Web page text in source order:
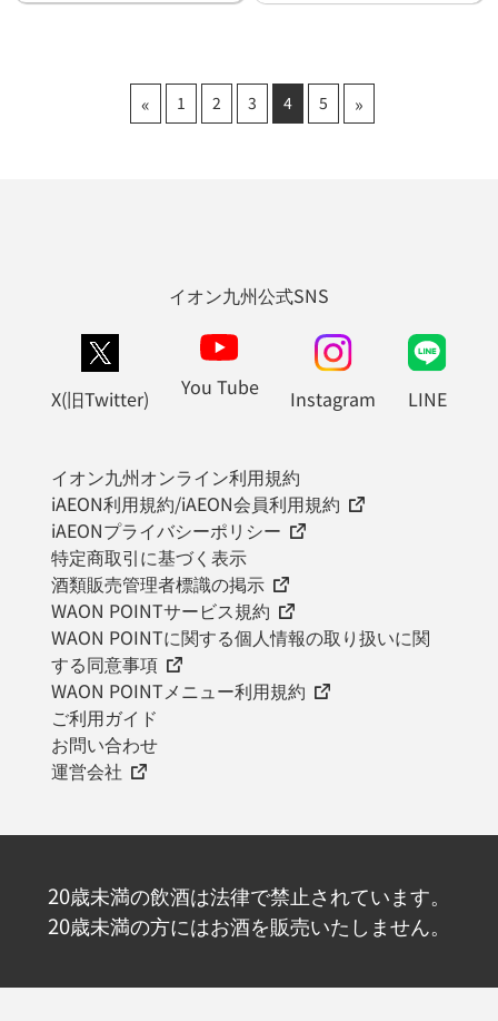
« 1 2 3 4 5 »
イオン九州公式SNS
X(旧Twitter) You Tube Instagram LINE
イオン九州オンライン利用規約
iAEON利用規約/iAEON会員利用規約
iAEONプライバシーポリシー
特定商取引に基づく表示
酒類販売管理者標識の掲示
WAON POINTサービス規約
WAON POINTに関する個人情報の取り扱いに関
する同意事項
WAON POINTメニュー利用規約
ご利用ガイド
お問い合わせ
運営会社
20歳未満の飲酒は法律で禁止されています。
20歳未満の方にはお酒を販売いたしません。